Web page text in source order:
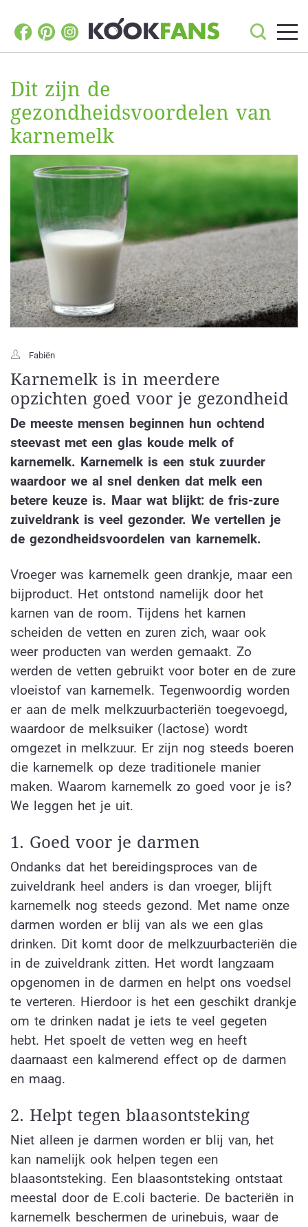
Dit zijn de
gezondheidsvoordelen van
karnemelk
Fabiën
Karnemelk is in meerdere
opzichten goed voor je gezondheid
De meeste mensen beginnen hun ochtend
steevast met een glas koude melk of
karnemelk. Karnemelk is een stuk zuurder
waardoor we al snel denken dat melk een
betere keuze is. Maar wat blijkt: de fris-zure
zuiveldrank is veel gezonder. We vertellen je
de gezondheidsvoordelen van karnemelk.
Vroeger was karnemelk geen drankje, maar een
bijproduct. Het ontstond namelijk door het
karnen van de room. Tijdens het karnen
scheiden de vetten en zuren zich, waar ook
weer producten van werden gemaakt. Zo
werden de vetten gebruikt voor boter en de zure
vloeistof van karnemelk. Tegenwoordig worden
er aan de melk melkzuurbacteriën toegevoegd,
waardoor de melksuiker (lactose) wordt
omgezet in melkzuur. Er zijn nog steeds boeren
die karnemelk op deze traditionele manier
maken. Waarom karnemelk zo goed voor je is?
We leggen het je uit.
1. Goed voor je darmen
Ondanks dat het bereidingsproces van de
zuiveldrank heel anders is dan vroeger, blijft
karnemelk nog steeds gezond. Met name onze
darmen worden er blij van als we een glas
drinken. Dit komt door de melkzuurbacteriën die
in de zuiveldrank zitten. Het wordt langzaam
opgenomen in de darmen en helpt ons voedsel
te verteren. Hierdoor is het een geschikt drankje
om te drinken nadat je iets te veel gegeten
hebt. Het spoelt de vetten weg en heeft
daarnaast een kalmerend effect op de darmen
en maag.
2. Helpt tegen blaasontsteking
Niet alleen je darmen worden er blij van, het
kan namelijk ook helpen tegen een
blaasontsteking. Een blaasontsteking ontstaat
meestal door de E.coli bacterie. De bacteriën in
karnemelk beschermen de urinebuis, waar de